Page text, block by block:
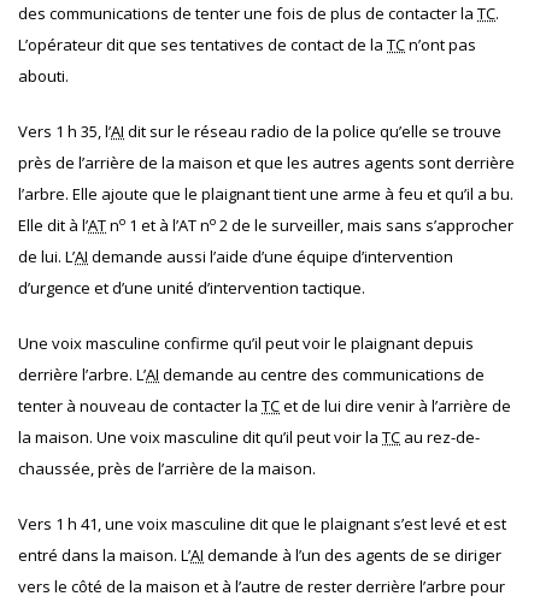
des communications de tenter une fois de plus de contacter la TC.
L’opérateur dit que ses tentatives de contact de la TCn’ont pas
abouti.
Vers 1 h 35, l’AI dit sur le réseau radio de la police qu’elle se trouve
près de l’arrière de la maison et que les autres agents sont derrière
l’arbre. Elle ajoute que le plaignant tient une arme à feu et qu’il a bu.
Elle dit à l’ATno 1 et à l’ATno 2 de le surveiller, mais sans s’approcher
de lui. L’AI demande aussi l’aide d’une équipe d’intervention
d’urgence et d’une unité d’intervention tactique.
Une voix masculine confirme qu’il peut voir le plaignant depuis
derrière l’arbre. L’AI demande au centre des communications de
tenter à nouveau de contacter la TCet de lui dire venir à l’arrière de
la maison. Une voix masculine dit qu’il peut voir la TC au rez-de-
chaussée, près de l’arrière de la maison.
Vers 1 h 41, une voix masculine dit que le plaignant s’est levé et est
entré dans la maison. L’AI demande à l’un des agents de se diriger
vers le côté de la maison et à l’autre de rester derrière l’arbre pour